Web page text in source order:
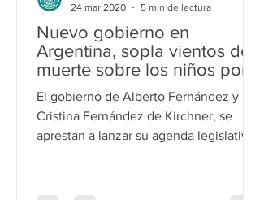
Nuevo gobierno en
Argentina, sopla vientos de
muerte sobre los niños por
nacer.
El gobierno de Alberto Fernández y
Cristina Fernández de Kirchner, se
aprestan a lanzar su agenda legislativa
24 mar 2020
5 min de lectura